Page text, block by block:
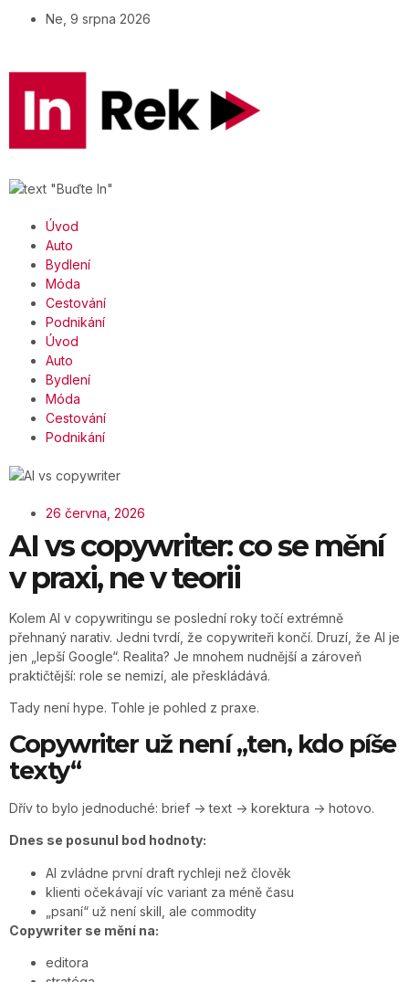
Ne, 9 srpna 2026
Úvod
Auto
Bydlení
Móda
Cestování
Podnikání
Úvod
Auto
Bydlení
Móda
Cestování
Podnikání
26 června, 2026
AI vs copywriter: co se mění
v praxi, ne v teorii
Kolem AI v copywritingu se poslední roky točí extrémně
přehnaný narativ. Jedni tvrdí, že copywriteři končí. Druzí, že AI je
jen „lepší Google“. Realita? Je mnohem nudnější a zároveň
praktičtější: role se nemizí, ale přeskládává.
Tady není hype. Tohle je pohled z praxe.
Copywriter už není „ten, kdo píše
texty“
Dřív to bylo jednoduché: brief -> text -> korektura -> hotovo.
Dnes se posunul bod hodnoty:
AI zvládne první draft rychleji než člověk
klienti očekávají víc variant za méně času
„psaní“ už není skill, ale commodity
Copywriter se mění na:
editora